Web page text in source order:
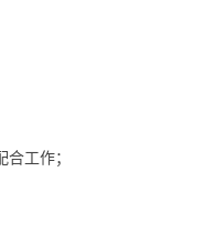
工作；